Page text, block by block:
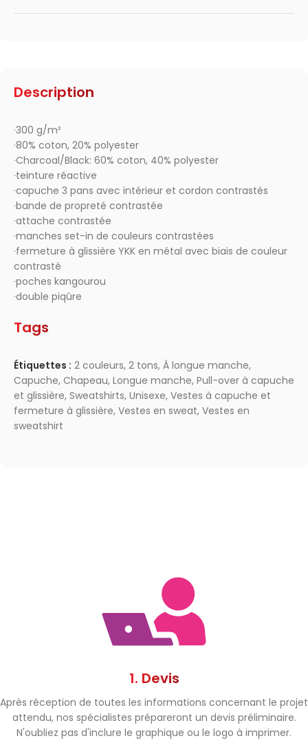
Description
·300 g/m²
·80% coton, 20% polyester
·Charcoal/Black: 60% coton, 40% polyester
·teinture réactive
·capuche 3 pans avec intérieur et cordon contrastés
·bande de propreté contrastée
·attache contrastée
·manches set-in de couleurs contrastées
·fermeture à glissière YKK en métal avec biais de couleur
contrasté
·poches kangourou
·double piqûre
Tags
Étiquettes : 2 couleurs, 2 tons, À longue manche,
Capuche, Chapeau, Longue manche, Pull-over à capuche
et glissière, Sweatshirts, Unisexe, Vestes à capuche et
fermeture à glissière, Vestes en sweat, Vestes en
sweatshirt
1. Devis
Après réception de toutes les informations concernant le projet
attendu, nos spécialistes prépareront un devis préliminaire.
N'oubliez pas d'inclure le graphique ou le logo à imprimer.